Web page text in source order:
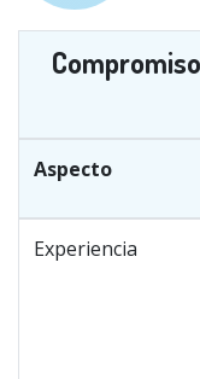
Aspecto
Experiencia